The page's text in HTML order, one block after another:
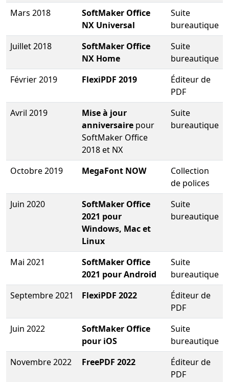
Mars 2018
SoftMaker Office
NX Universal
Suite
bureautique
Juillet 2018
SoftMaker Office
NX Home
Suite
bureautique
Février 2019
FlexiPDF 2019
Éditeur de
PDF
Avril 2019
Mise à jour
anniversaire pour
SoftMaker Office
2018 et NX
Suite
bureautique
Octobre 2019 MegaFont NOW
Collection
de polices
Juin 2020
SoftMaker Office
2021 pour
Windows, Mac et
Linux
Suite
bureautique
Mai 2021
SoftMaker Office
2021 pour Android
Suite
bureautique
Septembre 2021
FlexiPDF 2022
Éditeur de
PDF
Juin 2022
SoftMaker Office
pour iOS
Suite
bureautique
Novembre 2022
FreePDF 2022
Éditeur de
PDF